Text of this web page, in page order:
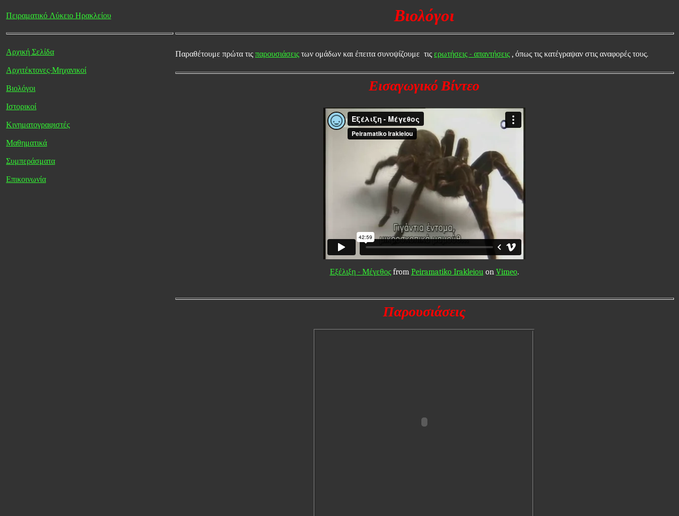
Πειραματικό Λύκειο Ηρακλείου Βιολόγοι
Αρχική Σελίδα
Αρχιτέκτονες-Μηχανικοί
Βιολόγοι
Ιστορικοί
Κινηματογραφιστές
Μαθηματικά
Συμπεράσματα
Επικοινωνία
Παραθέτουμε πρώτα τις παρουσιάσεις των ομάδων και έπειτα συνοψίζουμε τις ερωτήσεις - απαντήσεις , όπως τις κατέγραψαν στις αναφορές τους.
Εισαγωγικό Βίντεο
Εξέλιξη - Μέγεθοςfrom Peiramatiko Irakleiouon Vimeo.
Παρουσιάσεις